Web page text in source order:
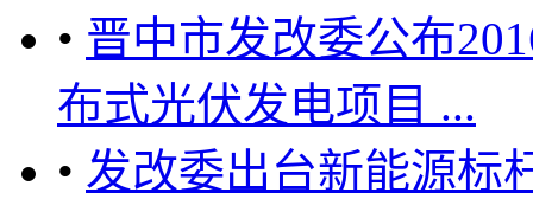
• 晋中市发改委公布
布式光伏发电项目 ...
• 发改委出台新能源标